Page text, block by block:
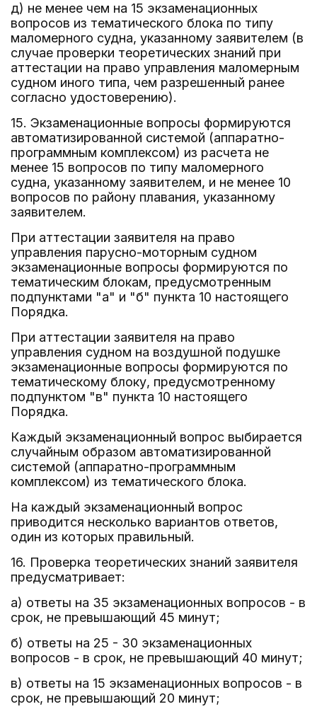
д) не менее чем на 15 экзаменационных
вопросов из тематического блока по типу
маломерного судна, указанному заявителем (в
случае проверки теоретических знаний при
аттестации на право управления маломерным
судном иного типа, чем разрешенный ранее
согласно удостоверению).
15. Экзаменационные вопросы формируются
автоматизированной системой (аппаратно-
программным комплексом) из расчета не
менее 15 вопросов по типу маломерного
судна, указанному заявителем, и не менее 10
вопросов по району плавания, указанному
заявителем.
При аттестации заявителя на право
управления парусно-моторным судном
экзаменационные вопросы формируются по
тематическим блокам, предусмотренным
подпунктами "а" и "б" пункта 10 настоящего
Порядка.
При аттестации заявителя на право
управления судном на воздушной подушке
экзаменационные вопросы формируются по
тематическому блоку, предусмотренному
подпунктом "в" пункта 10 настоящего
Порядка.
Каждый экзаменационный вопрос выбирается
случайным образом автоматизированной
системой (аппаратно-программным
комплексом) из тематического блока.
На каждый экзаменационный вопрос
приводится несколько вариантов ответов,
один из которых правильный.
16. Проверка теоретических знаний заявителя
предусматривает:
а) ответы на 35 экзаменационных вопросов - в
срок, не превышающий 45 минут;
б) ответы на 25 - 30 экзаменационных
вопросов - в срок, не превышающий 40 минут;
в) ответы на 15 экзаменационных вопросов - в
срок, не превышающий 20 минут;